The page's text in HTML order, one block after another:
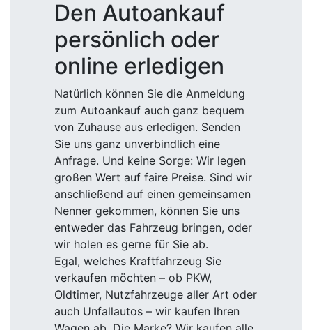
Den Autoankauf
persönlich oder
online erledigen
Natürlich können Sie die Anmeldung
zum Autoankauf auch ganz bequem
von Zuhause aus erledigen. Senden
Sie uns ganz unverbindlich eine
Anfrage. Und keine Sorge: Wir legen
großen Wert auf faire Preise. Sind wir
anschließend auf einen gemeinsamen
Nenner gekommen, können Sie uns
entweder das Fahrzeug bringen, oder
wir holen es gerne für Sie ab.
Egal, welches Kraftfahrzeug Sie
verkaufen möchten – ob PKW,
Oldtimer, Nutzfahrzeuge aller Art oder
auch Unfallautos – wir kaufen Ihren